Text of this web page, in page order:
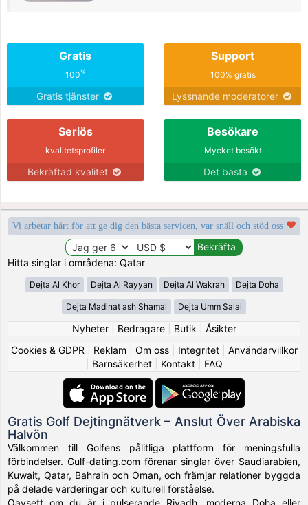
Gratis
100%
Gratis tjänster
Support
100% gratis
Lyssnande moderatorer
Seriös
kvalitetsprofiler
Bekräftad kvalitet
Besökare
Mycket besökt
Det bästa
Vi arbetar hårt för att ge dig den bästa servicen, var snäll och stöd oss
Hitta singlar i områdena: Qatar
Dejta Al Khor Dejta Al Rayyan Dejta Al Wakrah Dejta Doha
Dejta Madinat ash Shamal Dejta Umm Salal
Nyheter| Bedragare| Butik
Åsikter
Cookies & GDPR
Reklam Om oss| Integritet| Användarvillkor
Barnsäkerhet| Kontakt| FAQ
Gratis Golf Dejtingnätverk – Anslut Över Arabiska
Halvön
Välkommen till Golfens pålitliga plattform för meningsfulla
förbindelser. Gulf-dating.com förenar singlar över Saudiarabien,
Kuwait, Qatar, Bahrain och Oman, och främjar relationer byggda
på delade värderingar och kulturell förståelse.
Oavsett om du är i pulserande Riyadh, moderna Doha eller